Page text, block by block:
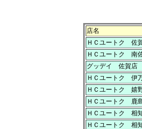
店名
ＨＣユートク 佐
ＨＣユートク 南
グッデイ 佐賀店
ＨＣユートク 伊
ＨＣユートク 嬉
ＨＣユートク 鹿
ＨＣユートク 相
ＨＣユートク 相